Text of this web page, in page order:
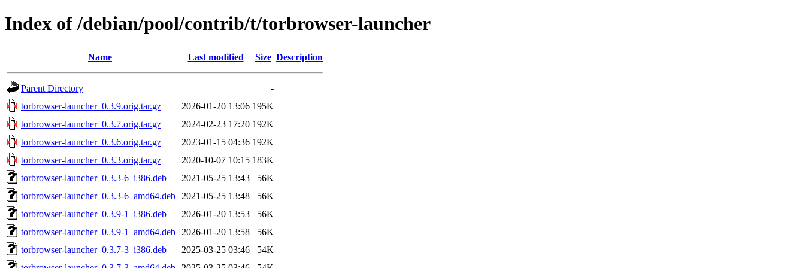
Index of /debian/pool/contrib/t/torbrowser-launcher
Name Last modified Size Description
Parent Directory
-
torbrowser-launcher_0.3.9.orig.tar.gz
2026-01-20 13:06 195K
torbrowser-launcher_0.3.7.orig.tar.gz
2024-02-23 17:20 192K
torbrowser-launcher_0.3.6.orig.tar.gz
2023-01-15 04:36 192K
torbrowser-launcher_0.3.3.orig.tar.gz
2020-10-07 10:15 183K
torbrowser-launcher_0.3.3-6_i386.deb
2021-05-25 13:43
56K
torbrowser-launcher_0.3.3-6_amd64.deb
2021-05-25 13:48
56K
torbrowser-launcher_0.3.9-1_i386.deb
2026-01-20 13:53
56K
torbrowser-launcher_0.3.9-1_amd64.deb
2026-01-20 13:58
56K
torbrowser-launcher_0.3.7-3_i386.deb
2025-03-25 03:46
54K